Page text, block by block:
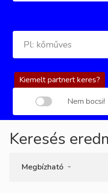
Kiemelt partnert keres?
Nem bocsi!
Keresés
Megbízható